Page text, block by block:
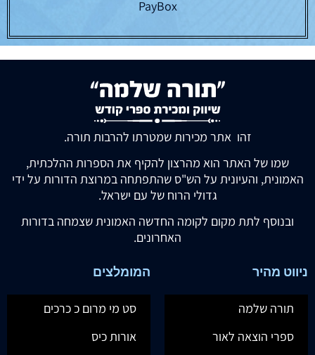
PayBox
זהו אתר מכירות שמטרתו להרבות תורה.
שמו של האתר הוא מהרצון להקיף את הספרות ההלכתית,
האמונית, והעיונית על הש"ס שהתפתחה במרוצת הדורות על ידי
גדולי הרוח של עם ישראל.
ובנוסף לתת מקום לקומה החדשה האמונית שצמחה בדורות
האחרונים.
ניווט מהיר
תורה שלמה
ספרי הוצאה לאור
המומלצים
סט מי מרום כ כרכים
אורות כיס